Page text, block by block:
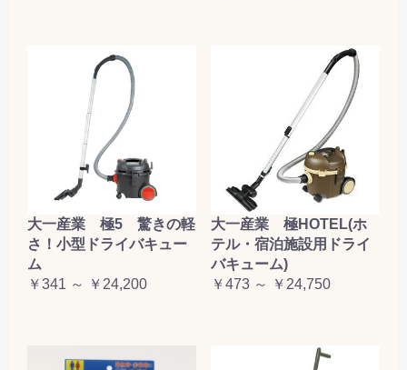
大一産業 極5 驚きの軽
さ！小型ドライバキュー
ム
￥341 ～ ￥24,200
大一産業 極HOTEL(ホ
テル・宿泊施設用ドライ
バキューム)
￥473 ～ ￥24,750